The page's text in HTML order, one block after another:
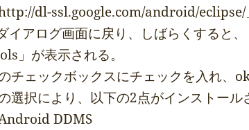
http://dl-ssl.google.com/android/eclipse/
イアログ画面に戻り、しばらくすると
」が表示される。
チェックボックスにチェックを入れ、ok
選択により、以下の2点がインストール
Android DDMS